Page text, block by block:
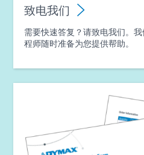
致电我们
需要快速答复？请致电我们。
程师随时准备为您提供帮助。